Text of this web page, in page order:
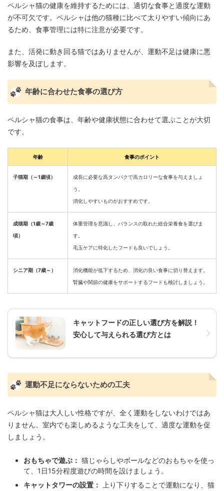
ペルシャ猫の健康を維持するためには、適切な食事と適度な運動
が不可欠です。ペルシャは他の猫種に比べて太りやすい傾向にあ
るため、食事管理には特に注意が必要です。
また、活発に動き回る猫ではありませんが、運動不足は健康に悪
影響を及ぼします。
年齢に合わせた食事の選び方
ペルシャ猫の食事は、年齢や健康状態に合わせて選ぶことが大切
です。
年齢 食事のポイント
子猫期（～1歳頃）
成長に必要な高タンパクで高カロリーな食事を与えましょ
う。
消化しやすいものがおすすめです。
成猫期（1歳～7歳
頃）
体重管理を意識し、バランスの取れた総合栄養食を選びま
す。
毛玉ケアに特化したフードも良いでしょう。
シニア期（7歳～）
消化機能が低下するため、消化の良い食事に切り替えます。
腎臓や関節の健康をサポートするフードも検討しましょう。
キャットフードの正しい選び方を解説！
安心して与えられる選び方とは
運動不足にならないための工夫
ペルシャ猫は大人しい性格ですが、全く運動をしないわけではあ
りません。室内でも楽しめるような工夫をして、適度な運動を促
しましょう。
おもちゃで遊ぶ： 猫じゃらしやボールなどのおもちゃを使っ
て、1日15分程度遊びの時間を設けましょう。
キャットタワーの設置：
上り下りすることで運動になり、猫